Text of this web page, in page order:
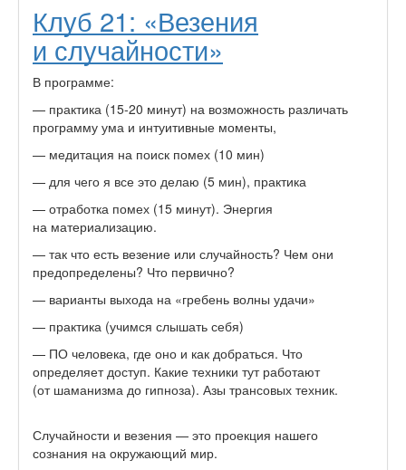
Клуб 21: «Везения
и случайности»
В программе:
— практика (15-20 минут) на возможность различать
программу ума и интуитивные моменты,
— медитация на поиск помех (10 мин)
— для чего я все это делаю (5 мин), практика
— отработка помех (15 минут). Энергия
на материализацию.
— так что есть везение или случайность? Чем они
предопределены? Что первично?
— варианты выхода на «гребень волны удачи»
— практика (учимся слышать себя)
— ПО человека, где оно и как добраться. Что
определяет доступ. Какие техники тут работают
(от шаманизма до гипноза). Азы трансовых техник.
Случайности и везения — это проекция нашего
сознания на окружающий мир.